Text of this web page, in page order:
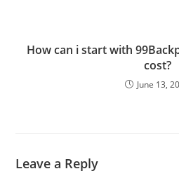
How can i start with
cost?
June 13,
Leave a Reply